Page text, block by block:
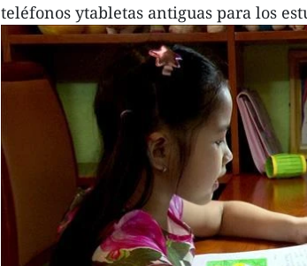
teléfonos ytabletas antiguas para los